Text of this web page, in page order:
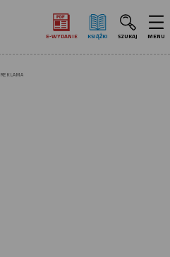
E‑WYDANIE KSIĄŻKI SZUKAJ MENU
REKLAMA